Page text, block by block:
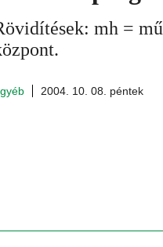
mh =
2004. 10. 08. péntek